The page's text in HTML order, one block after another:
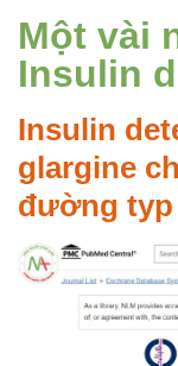
Một vài
Insulin
Insulin
glargine
đường typ